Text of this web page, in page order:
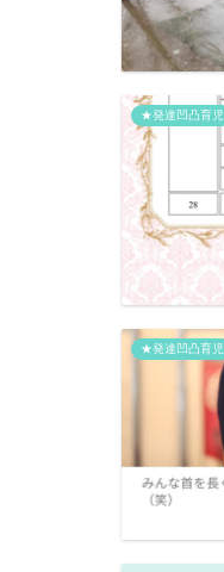
★発達凹凸育児
★発達凹凸育児